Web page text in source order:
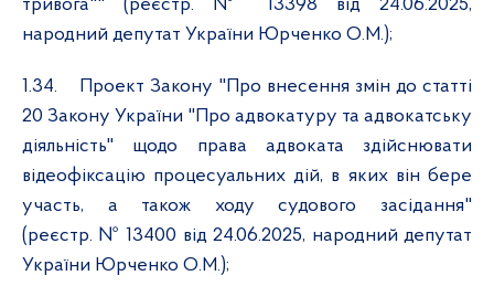
тривога"" (реєстр. № 13398 від 24.06.2025,
народний депутат України Юрченко О.М.);
1.34.
Проект Закону "Про внесення змін до статті
20 Закону України "Про адвокатуру та адвокатську
діяльність" щодо права адвоката здійснювати
відеофіксацію процесуальних дій, в яких він бере
участь, а також ходу судового засідання"
(реєстр. № 13400 від 24.06.2025, народний депутат
України Юрченко О.М.);